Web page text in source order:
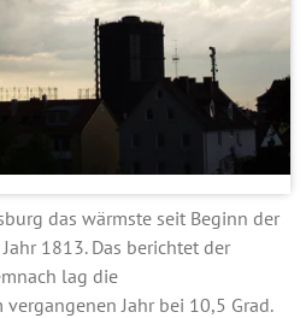
das wärmste seit Beginn der
1813. Das berichtet der
lag die
Jahr bei 10,5 Grad.